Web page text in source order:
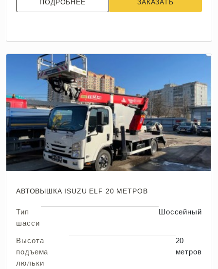
ПОДРОБНЕЕ ЗАКАЗАТЬ
АВТОВЫШКА ISUZU ELF 20 МЕТРОВ
Тип
шасси
Шоссейный
Высота
подъема
люльки
20
метров